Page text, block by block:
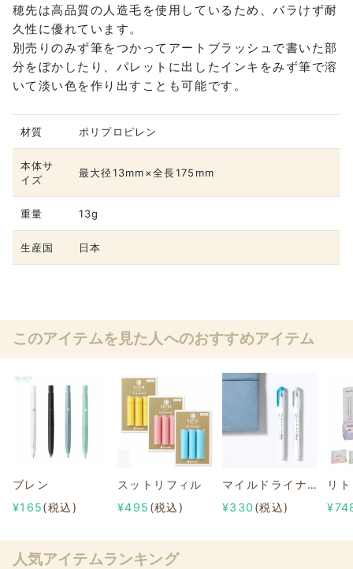
穂先は高品質の人造毛を使用しているため、バラけず耐
久性に優れています。
別売りのみず筆をつかってアートブラッシュで書いた部
分をぼかしたり、パレットに出したインキをみず筆で溶
いて淡い色を作り出すことも可能です。
材質 ポリプロピレン
本体サ
イズ
最大径13mm×全長175mm
重量 13g
生産国 日本
このアイテムを見た人へのおすすめアイテム
ブレン
¥165(税込)
スットリフィル
¥495 (税込)
マイルドライナーブラッシュ SUNNYおすすめセット
¥330 (税込)
リ
人気アイテムランキング